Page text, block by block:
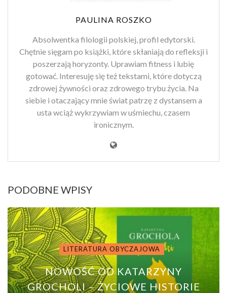
PAULINA ROSZKO
Absolwentka filologii polskiej, profil edytorski.
Chętnie sięgam po książki, które skłaniają do refleksji i
poszerzają horyzonty. Uprawiam fitness i lubię
gotować. Interesuję się też tekstami, które dotyczą
zdrowej żywności oraz zdrowego trybu życia. Na
siebie i otaczający mnie świat patrzę z dystansem a
usta wciąż wykrzywiam w uśmiechu, czasem
ironicznym.
PODOBNE WPISY
LITERATURA OBYCZAJOWA
NOWOŚĆ OD KATARZYNY
GROCHOLI – ŻYCIOWE HISTORIE